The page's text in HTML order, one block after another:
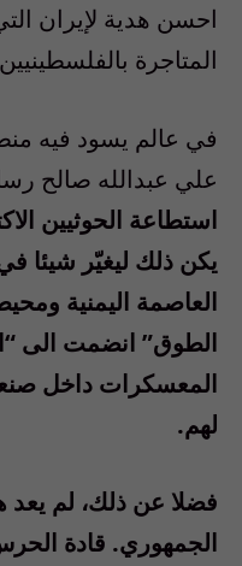
احسن هدية لإيران
المتاجرة
في عالم يسود فيه
علي عبدالله صالح
استطاعة الحوثيين
يكن ذلك ليغيّر شيئا
العاصمة اليمنية
الطوق” انضمت الى
المعسكرات داخل
لهم.
فضلا عن ذلك، لم
الجمهوري. قادة